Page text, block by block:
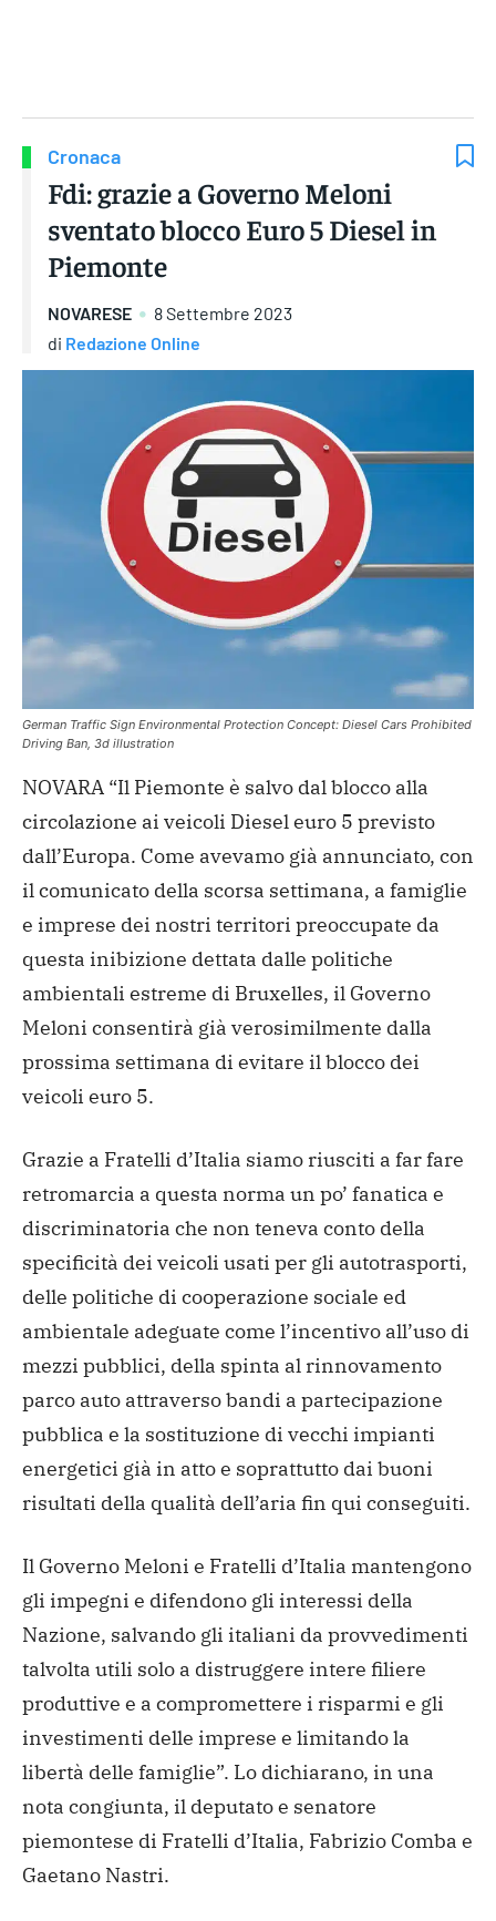
Cronaca
Fdi: grazie a Governo Meloni
sventato blocco Euro 5 Diesel in
Piemonte
NOVARESE
8 Settembre 2023
di Redazione Online
German Traffic Sign Environmental Protection Concept: Diesel Cars Prohibited
Driving Ban, 3d illustration
NOVARA “Il Piemonte è salvo dal blocco alla
circolazione ai veicoli Diesel euro 5 previsto
dall’Europa. Come avevamo già annunciato, con
il comunicato della scorsa settimana, a famiglie
e imprese dei nostri territori preoccupate da
questa inibizione dettata dalle politiche
ambientali estreme di Bruxelles, il Governo
Meloni consentirà già verosimilmente dalla
prossima settimana di evitare il blocco dei
veicoli euro 5.
Grazie a Fratelli d’Italia siamo riusciti a far fare
retromarcia a questa norma un po’ fanatica e
discriminatoria che non teneva conto della
specificità dei veicoli usati per gli autotrasporti,
delle politiche di cooperazione sociale ed
ambientale adeguate come l’incentivo all’uso di
mezzi pubblici, della spinta al rinnovamento
parco auto attraverso bandi a partecipazione
pubblica e la sostituzione di vecchi impianti
energetici già in atto e soprattutto dai buoni
risultati della qualità dell’aria fin qui conseguiti.
Il Governo Meloni e Fratelli d’Italia mantengono
gli impegni e difendono gli interessi della
Nazione, salvando gli italiani da provvedimenti
talvolta utili solo a distruggere intere filiere
produttive e a compromettere i risparmi e gli
investimenti delle imprese e limitando la
libertà delle famiglie”. Lo dichiarano, in una
nota congiunta, il deputato e senatore
piemontese di Fratelli d’Italia, Fabrizio Comba e
Gaetano Nastri.